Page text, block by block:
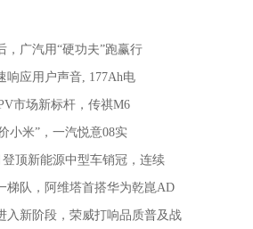
，广汽用“硬功夫”跑赢行
响应用户声音, 177Ah电
市场新标杆，传祺M6
小米”，一汽悦意08实
顶新能源中型车销冠，连续
梯队，阿维塔首搭华为乾崑AD
入新阶段，荣威打响品质普及战